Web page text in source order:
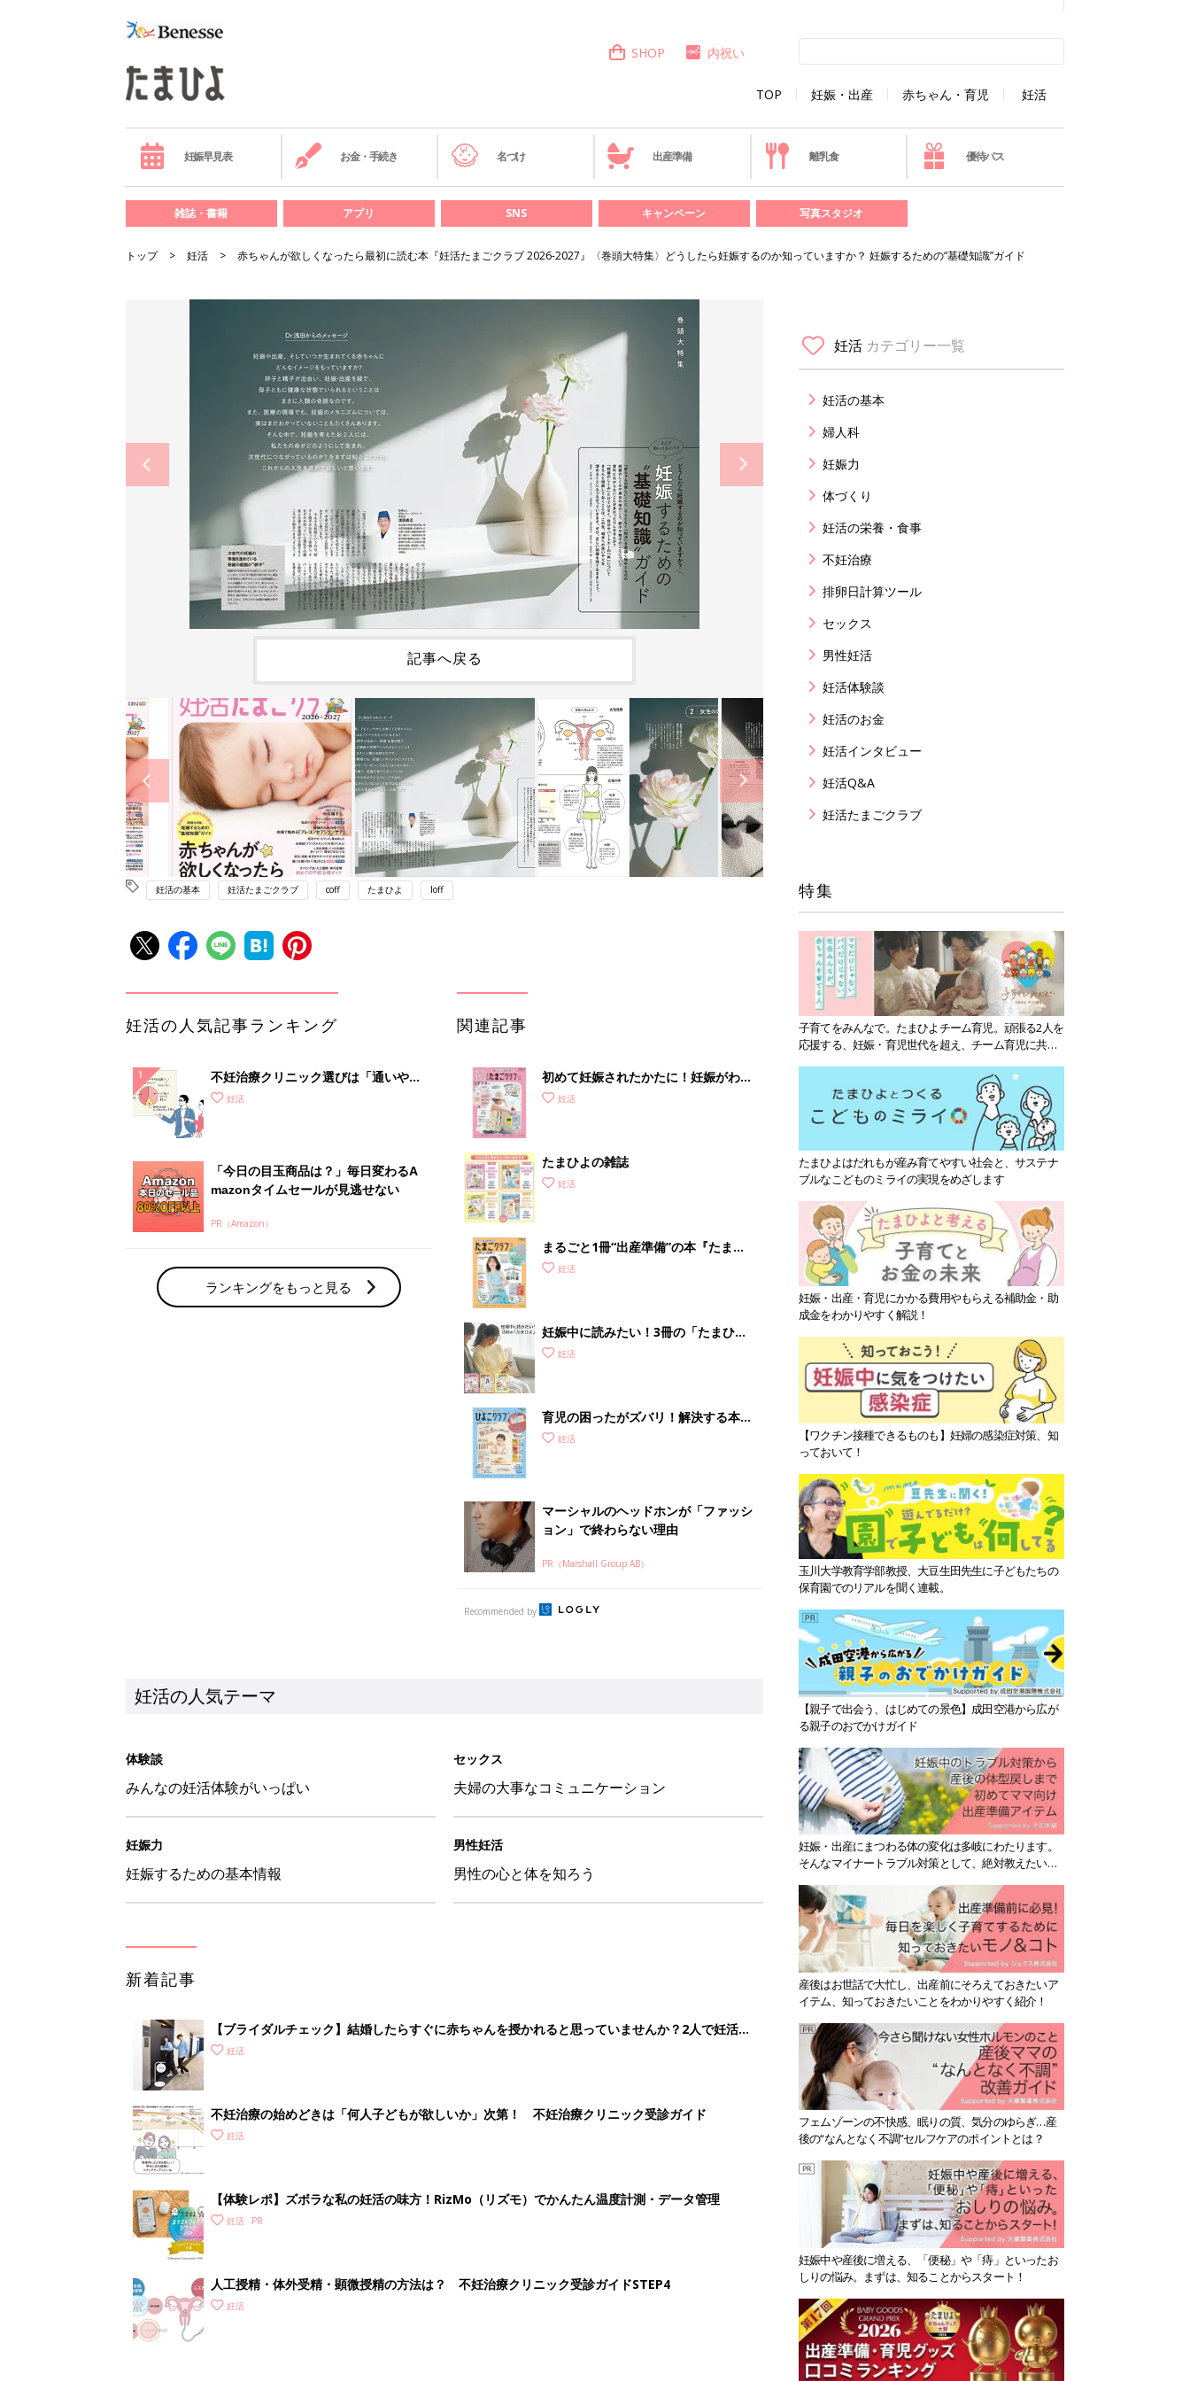
TOP 妊娠・出産 赤ちゃん・育児 妊活
SHOP 内祝い
妊娠早見表 お金・手続き 名づけ 出産準備 離乳食 優待パス
雑誌・書籍 アプリ SNS キャンペーン 写真スタジオ
トップ 妊活 赤ちゃんが欲しくなったら最初に読む本『妊活たまごクラブ 2026-2027』〈巻頭大特集〉どうしたら妊娠するのか知っていますか？ 妊娠するための“基礎知識”ガイド
記事へ戻る
妊活の基本 妊活たまごクラブ coff たまひよ loff
妊活の人気記事ランキング
不妊治療クリニック選びは「通いやす
さ」が大切！選び方、重要3カ条っ
妊活
「今日の目玉商品は？」毎日変わるA
mazonタイムセールが見逃せない
PR（Amazon）
ランキングをもっと見る
関連記事
初めて妊娠されたかたに！妊娠がわか
ったら最初に読む本『初めてのたまご
妊活
たまひよの雑誌
妊活
まるごと1冊“出産準備”の本『たまご
クラブ 夏号』〈スペシャル大特集〉
妊活
妊娠中に読みたい！3冊の「たまひ
よ」妊活
育児の困ったがズバリ！解決する本
『ひよこクラブ 秋号』 4カ月～2才
妊活
マーシャルのヘッドホンが「ファッシ
ョン」で終わらない理由
PR（Marshall Group AB）
Recommended by
妊活の人気テーマ
体験談
みんなの妊活体験がいっぱい
セックス
夫婦の大事なコミュニケーション
妊娠力
妊娠するための基本情報
男性妊活
男性の心と体を知ろう
新着記事
【ブライダルチェック】結婚したらすぐに赤ちゃんを授かれると思っていませんか？2人で妊活ス
タートしよう
妊活
不妊治療の始めどきは「何人子どもが欲しいか」次第！ 不妊治療クリニック受診ガイド
妊活
【体験レポ】ズボラな私の妊活の味方！RizMo（リズモ）でかんたん温度計測・データ管理
妊活
人工授精・体外受精・顕微授精の方法は？ 不妊治療クリニック受診ガイドSTEP4
妊活
妊活 カテゴリー一覧
妊活の基本
婦人科
妊娠力
体づくり
妊活の栄養・食事
不妊治療
排卵日計算ツール
セックス
男性妊活
妊活体験談
妊活のお金
妊活インタビュー
妊活Q&A
妊活たまごクラブ
特集
子育てをみんなで。たまひよチーム育児。頑張る2人を
応援する、妊娠・育児世代を超え、チーム育児に共感
たまひよはだれもが産み育てやすい社会と、サステナ
ブルなこどものミライの実現をめざします
妊娠・出産・育児にかかる費用やもらえる補助金・助
成金をわかりやすく解説！
【ワクチン接種できるものも】妊婦の感染症対策、知
っておいて！
玉川大学教育学部教授、大豆生田先生に子どもたちの
保育園でのリアルを聞く連載。
【親子で出会う、はじめての景色】成田空港から広が
る親子のおでかけガイド
妊娠・出産にまつわる体の変化は多岐にわたります。
そんなマイナートラブル対策として、絶対教えたい！
産後はお世話で大忙し、出産前にそろえておきたいア
イテム、知っておきたいことをわかりやすく紹介！
フェムゾーンの不快感、眠りの質、気分のゆらぎ…産
後の“なんとなく不調”セルフケアのポイントとは？
妊娠中や産後に増える、「便秘」や「痔」といったお
しりの悩み。まずは、知ることからスタート！